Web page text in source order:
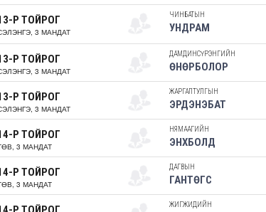
Р ТОЙРОГ
3 МАНДАТ
ЧИНБАТЫН
УНДРАМ
Р ТОЙРОГ
3 МАНДАТ
ДАМДИНСҮРЭНГИЙН
ӨНӨРБОЛОР
Р ТОЙРОГ
3 МАНДАТ
ЖАРГАЛТУЛГЫН
ЭРДЭНЭБАТ
Р ТОЙРОГ
3 МАНДАТ
НЯМААГИЙН
ЭНХБОЛД
Р ТОЙРОГ
3 МАНДАТ
ДАГВЫН
ГАНТӨГС
ЖИГЖИДИЙН